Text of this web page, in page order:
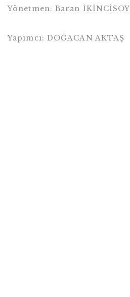
Yönetmen: Baran İKİNCİSOY
Yapımcı: DOĞACAN AKTAŞ